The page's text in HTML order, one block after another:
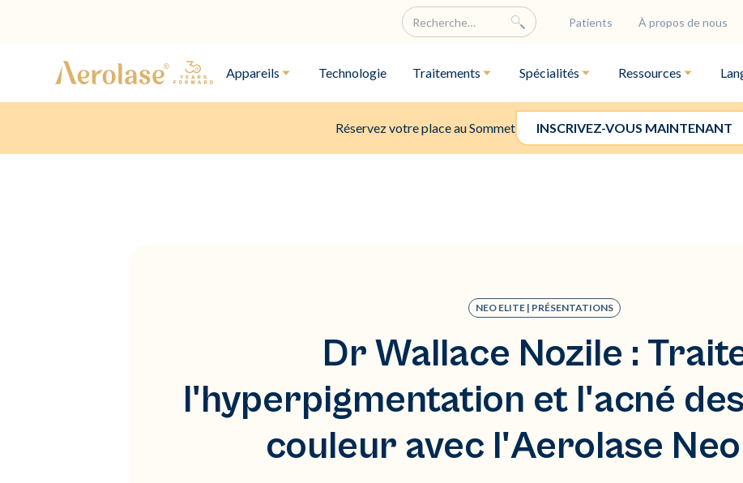
Patients À propos de nous
Appareils Technologie Traitements Spécialités Ressources
Réservez votre place au Sommet INSCRIVEZ-VOUS MAINTENANT
NEO ELITE | PRÉSENTATIONS
Dr Wallace Nozile :
l'hyperpigmentation et l'acné
couleur avec l'Aerolase